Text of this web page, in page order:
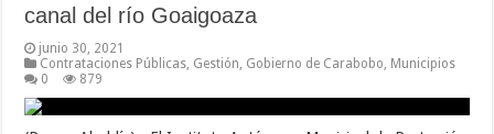
canal del río Goaigoaza
junio 30, 2021
Contrataciones Públicas Gestión Gobierno de Carabobo Municipios
0
879